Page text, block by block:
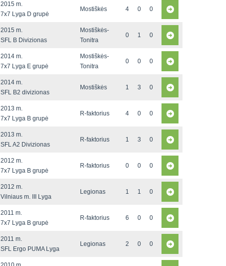
2015 m.
7x7 Lyga D grupė
Mostiškės 4 0 0
2015 m.
SFL B Divizionas
Mostiškės-
Tonitra
0 1 0
2014 m.
7x7 Lyga E grupė
Mostiškės-
Tonitra
0 0 0
2014 m.
SFL B2 divizionas
Mostiškės 1 3 0
2013 m.
7x7 Lyga B grupė
R-faktorius 4 0 0
2013 m.
SFL A2 Divizionas
R-faktorius 1 3 0
2012 m.
7x7 Lyga B grupė
R-faktorius 0 0 0
2012 m.
Vilniaus m. III Lyga
Legionas 1 1 0
2011 m.
7x7 Lyga B grupė
R-faktorius 6 0 0
2011 m.
SFL Ergo PUMA Lyga
Legionas 2 0 0